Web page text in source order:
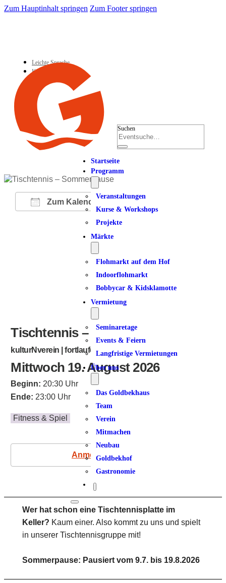
Zum Hauptinhalt springen Zum Footer springen
Leichte Sprache
Kontakt
Suchen
Startseite
Programm
Veranstaltungen
Kurse & Workshops
Projekte
Märkte
Flohmarkt auf dem Hof
Indoorflohmarkt
Bobbycar & Kidsklamotte
Vermietung
Seminaretage
Events & Feiern
Langfristige Vermietungen
Über uns
Das Goldbekhaus
Team
Verein
Mitmachen
Neubau
Goldbekhof
Gastronomie
Zum Kalender hinzufügen
ICS herunterladen
Google Kalender
iCalendarOffice 365
Tischtennis – Sommerpause
kulturNverein | fortlaufend
Mittwoch 19. August 2026
Beginn: 20:30 Uhr
Ende: 23:00 Uhr
Fitness & Spiel
Anmeldung
Wer hat schon eine Tischtennisplatte im
Keller? Kaum einer. Also kommt zu uns und spielt
in unserer Tischtennisgruppe mit!
Sommerpause: Pausiert vom 9.7. bis 19.8.2026